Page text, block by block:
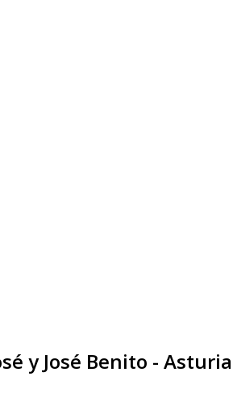
y José Benito -